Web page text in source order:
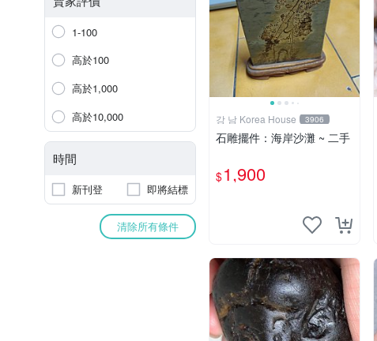
1-100
高於100
高於1,000
高於10,000
時間
新刊登 即將結標
清除所有條件
강 남 Korea House 3906
石雕擺件：海岸沙灘 ~ 二手
$1,900